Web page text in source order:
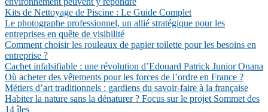
Kits de Nettoyage de Piscine : Le Guide Complet
Le photographe professionnel, un allié stratégique pour les
entreprises en quête de visibilité
Comment choisir les rouleaux de papier toilette pour les besoins en
entreprise ?
Cachet infalsifiable : une révolution d’Edouard Patrick Junior Onana
Où acheter des vêtements pour les forces de l’ordre en France ?
Métiers d’art traditionnels : gardiens du savoir-faire à la française
Habiter la nature sans la dénaturer ? Focus sur le projet Sommet des
14 îles